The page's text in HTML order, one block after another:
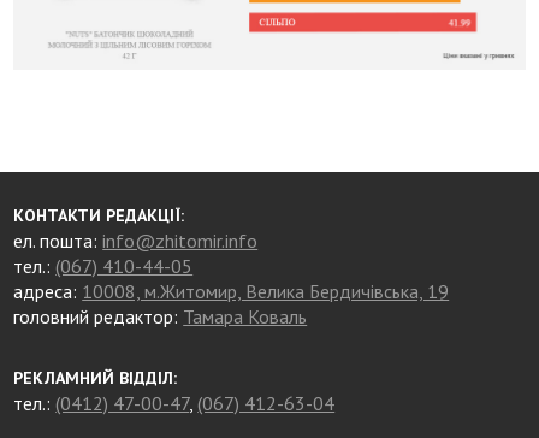
КОНТАКТИ РЕДАКЦІЇ:
ел. пошта:info@zhitomir.info
тел.: (067) 410-44-05
адреса: 10008, м.Житомир, Велика Бердичівська, 19
головний редактор: Тамара Коваль
РЕКЛАМНИЙ ВІДДІЛ:
тел.: (0412) 47-00-47, (067) 412-63-04